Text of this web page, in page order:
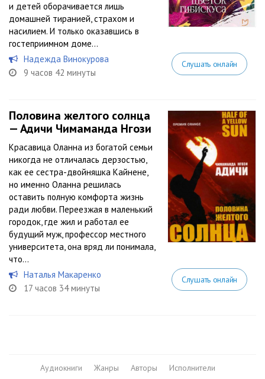
и детей оборачивается лишь
домашней тиранией, страхом и
насилием. И только оказавшись в
гостеприимном доме...
Надежда Винокурова
9 часов 42 минуты
Слушать онлайн
Половина желтого солнца
— Адичи Чимаманда Нгози
Красавица Оланна из богатой семьи
никогда не отличалась дерзостью,
как ее сестра-двойняшка Кайнене,
но именно Оланна решилась
оставить полную комфорта жизнь
ради любви. Переезжая в маленький
городок, где жил и работал ее
будущий муж, профессор местного
университета, она вряд ли понимала,
что...
Наталья Макаренко
17 часов 34 минуты
Слушать онлайн
Аудиокниги Жанры Авторы
Исполнители